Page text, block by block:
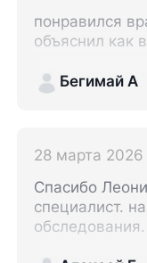
понравился
объяснил как
Бегимай А
28 марта 2026
Спасибо
специалист.